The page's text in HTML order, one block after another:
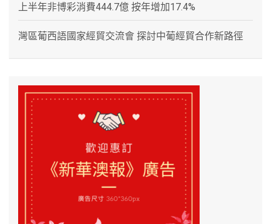
上半年非博彩消費444.7億 按年增加17.4%
灣區葡西語國家經貿交流會 探討中葡經貿合作新路徑